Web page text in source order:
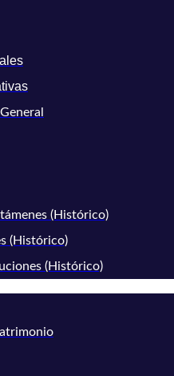
(Histórico)
(Histórico)
(Histórico)